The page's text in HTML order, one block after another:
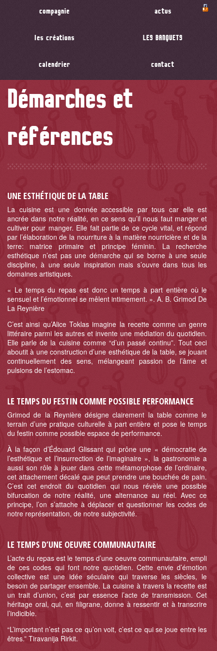
compagnie actus
les créations LES BANQUETS
calendrier contact
Démarches et
références
UNE ESTHÉTIQUE DE LA TABLE
La cuisine est une donnée accessible par tous car elle est
ancrée dans notre réalité, en ce sens qu’il nous faut manger et
cultiver pour manger. Elle fait partie de ce cycle vital, et répond
par l’élaboration de la nourriture à la matière nourricière et de la
terre: matrice primaire et principe féminin. La recherche
esthétique n’est pas une démarche qui se borne à une seule
discipline, à une seule inspiration mais s’ouvre dans tous les
domaines artistiques.
« Le temps du repas est donc un temps à part entière où le
sensuel et l’émotionnel se mêlent intimement. ». A. B. Grimod De
La Reynière
C’est ainsi qu’Alice Toklas imagine la recette comme un genre
littéraire parmi les autres et invente une médiation du quotidien.
Elle parle de la cuisine comme “d’un passé continu”. Tout ceci
aboutit à une construction d’une esthétique de la table, se jouant
continuellement des sens, mélangeant passion de l’âme et
pulsions de l’estomac.
LE TEMPS DU FESTIN COMME POSSIBLE PERFORMANCE
Grimod de la Reynière désigne clairement la table comme le
terrain d’une pratique culturelle à part entière et pose le temps
du festin comme possible espace de performance.
À la façon d’Édouard Glissant qui prône une « démocratie de
l’esthétique et l’insurrection de l’imaginaire », la gastronomie a
aussi son rôle à jouer dans cette métamorphose de l’ordinaire,
cet attachement décalé que peut prendre une bouchée de pain.
C’est cet endroit du quotidien qui nous révèle une possible
bifurcation de notre réalité, une alternance au réel. Avec ce
principe, l’on s’attache à déplacer et questionner les codes de
notre représentation, de notre subjectivité.
LE TEMPS D’UNE OEUVRE COMMUNAUTAIRE
L’acte du repas est le temps d’une oeuvre communautaire, empli
de ces codes qui font notre quotidien. Cette envie d’émotion
collective est une idée séculaire qui traverse les siècles, le
besoin de partager ensemble. La cuisine à travers la recette est
un trait d’union, c’est par essence l’acte de transmission. Cet
héritage oral, qui, en filigrane, donne à ressentir et à transcrire
l’indicible.
“L’important n’est pas ce qu’on voit, c’est ce qui se joue entre les
êtres.” Tiravanija Rirkit.